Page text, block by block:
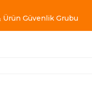
Ürün Güvenlik Grubu